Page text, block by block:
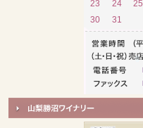
23
24 25
30
31